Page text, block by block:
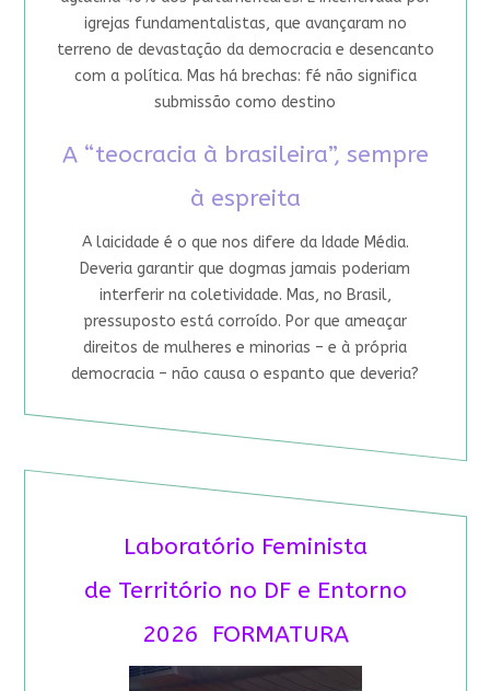
igrejas fundamentalistas, que avançaram no
terreno de devastação da democracia e desencanto
com a política. Mas há brechas: fé não significa
submissão como destino
A “teocracia à brasileira”, sempre
à espreita
A laicidade é o que nos difere da Idade Média.
Deveria garantir que dogmas jamais poderiam
interferir na coletividade. Mas, no Brasil,
pressuposto está corroído. Por que ameaçar
direitos de mulheres e minorias – e à própria
democracia – não causa o espanto que deveria?
Laboratório Feminista
de Território no DF e Entorno
2026 FORMATURA